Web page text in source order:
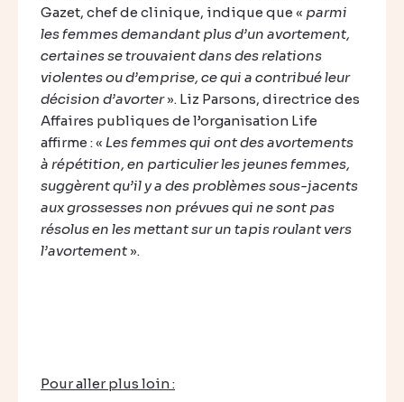
Gazet, chef de clinique, indique que « parmi
les femmes demandant plus d’un avortement,
certaines se trouvaient dans des relations
violentes ou d’emprise, ce qui a contribué leur
décision d’avorter». Liz Parsons, directrice des
Affaires publiques de l’organisation Life
affirme : « Les femmes qui ont des avortements
à répétition, en particulier les jeunes femmes,
suggèrent qu’il y a des problèmes sous-jacents
aux grossesses non prévues qui ne sont pas
résolus en les mettant sur un tapis roulant vers
l’avortement ».
Pour aller plus loin :